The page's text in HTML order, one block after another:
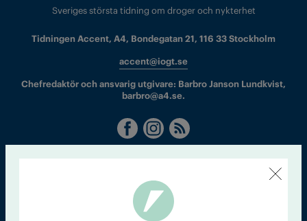
Sveriges största tidning om droger och nykterhet
Tidningen Accent, A4, Bondegatan 21, 116 33 Stockholm
accent@iogt.se
Chefredaktör och ansvarig utgivare: Barbro Janson Lundkvist,
barbro@a4.se.